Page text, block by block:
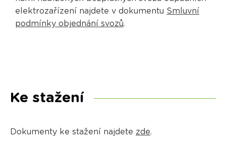
elektrozařízení najdete v dokumentu Smluvní
podmínky objednání svozů.
Ke stažení
Dokumenty ke stažení najdete zde.